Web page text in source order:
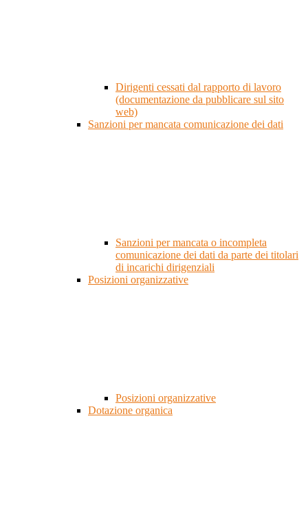
Dirigenti cessati dal rapporto di lavoro
(documentazione da pubblicare sul sito
web)
Sanzioni per mancata comunicazione dei dati
Sanzioni per mancata o incompleta
comunicazione dei dati da parte dei titolari
di incarichi dirigenziali
Posizioni organizzative
Posizioni organizzative
Dotazione organica